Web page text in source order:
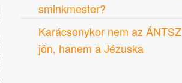
sminkmester?
Karácsonykor nem az ÁNTSZ
jön, hanem a Jézuska